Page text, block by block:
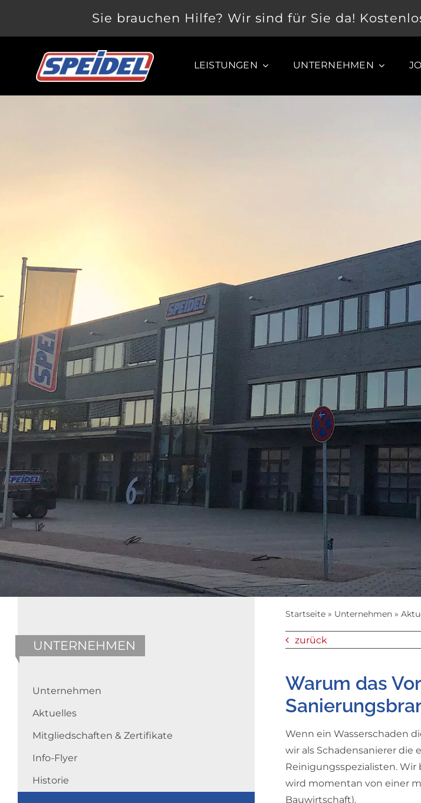
springen
Sie brauchen Hilfe? Wir sind für Sie da!
LEISTUNGEN UNTERNEHMEN
UNTERNEHMEN
Unternehmen
Aktuelles
Mitgliedschaften & Zertifikate
Info-Flyer
Historie
Startseite » Unternehmen »
zurück
Warum das
Wenn ein Wasserschaden
wir als Schadensanierer die
Reinigungsspezialisten.
wird momentan von einer
Bauwirtschaft).